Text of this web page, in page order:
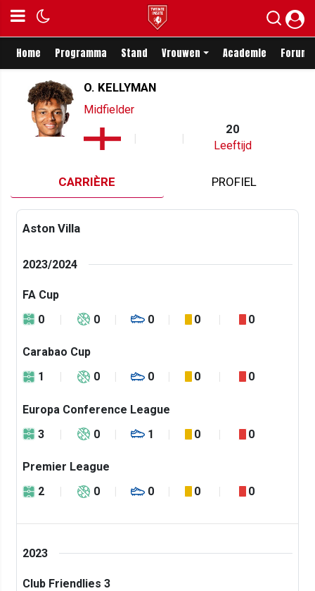
Home Programma Stand Vrouwen Academie Forum
O. KELLYMAN
Midfielder
20
Leeftijd
CARRIÈRE PROFIEL
Aston Villa
2023/2024
FA Cup
0
0 0 0 0
Carabao Cup
1
0 0 0 0
Europa Conference League
3
0 1 0 0
Premier League
2
0 0 0 0
2023
Club Friendlies 3